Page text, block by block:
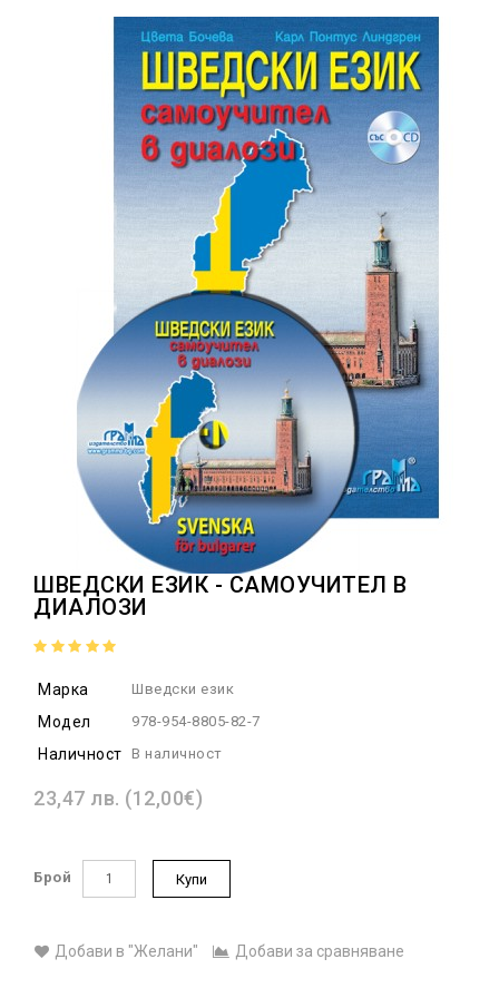
ШВЕДСКИ ЕЗИК - САМОУЧИТЕЛ В
ДИАЛОЗИ
Марка Шведски език
Модел 978-954-8805-82-7
Наличност В наличност
23,47 лв. (12,00€)
Брой Купи
Добави в "Желани" Добави за сравняване